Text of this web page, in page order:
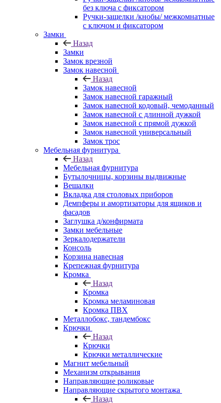
без ключа с фиксатором
Ручки-защелки /кнобы/ межкомнатные
с ключом и фиксатором
Замки
Назад
Замки
Замок врезной
Замок навесной
Назад
Замок навесной
Замок навесной гаражный
Замок навесной кодовый, чемоданный
Замок навесной с длинной дужкой
Замок навесной с прямой дужкой
Замок навесной универсальный
Замок трос
Мебельная фурнитура
Назад
Мебельная фурнитура
Бутылочницы, корзины выдвижные
Вешалки
Вкладка для столовых приборов
Демпферы и амортизаторы для ящиков и
фасадов
Заглушка д/конфирмата
Замки мебельные
Зеркалодержатели
Консоль
Корзина навесная
Крепежная фурнитура
Кромка
Назад
Кромка
Кромка меламиновая
Кромка ПВХ
Металлобокс, тандембокс
Крючки
Назад
Крючки
Крючки металлические
Магнит мебельный
Механизм открывания
Направляющие роликовые
Направляющие скрытого монтажа
Назад